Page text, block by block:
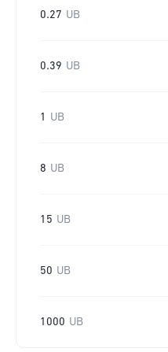
0.27 UB
0.39 UB
1 UB
8 UB
15 UB
50 UB
1000 UB